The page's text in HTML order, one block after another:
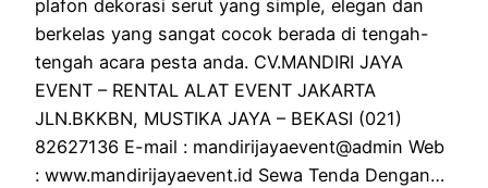
plafon dekorasi serut yang simple, elegan dan
berkelas yang sangat cocok berada di tengah-
tengah acara pesta anda. CV.MANDIRI JAYA
EVENT – RENTAL ALAT EVENT JAKARTA
JLN.BKKBN, MUSTIKA JAYA – BEKASI (021)
82627136 E-mail : mandirijayaevent@admin Web
: www.mandirijayaevent.id Sewa Tenda Dengan…